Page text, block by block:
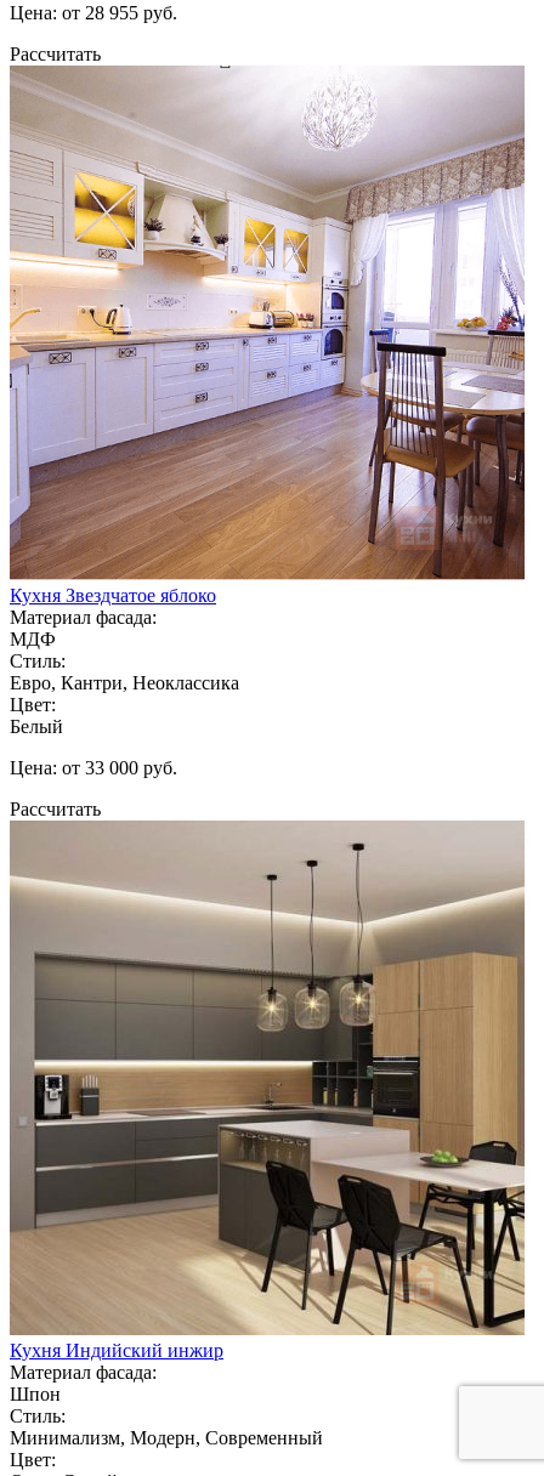
Цена: от 28 955 руб.
Рассчитать
Кухня Звездчатое яблоко
Материал фасада:
МДФ
Стиль:
Евро, Кантри, Неоклассика
Цвет:
Белый
Цена: от 33 000 руб.
Рассчитать
Кухня Индийский инжир
Материал фасада:
Шпон
Стиль:
Минимализм, Модерн, Современный
Цвет: